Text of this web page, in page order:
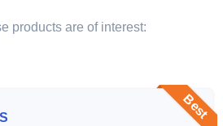
products are of interest:
Best